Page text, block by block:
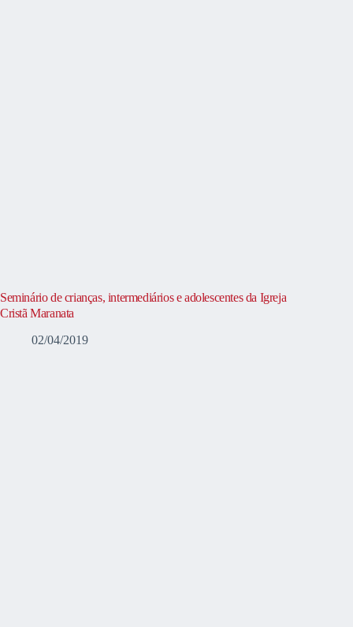
Seminário de crianças, intermediários e adolescentes da Igreja
Cristã Maranata
02/04/2019